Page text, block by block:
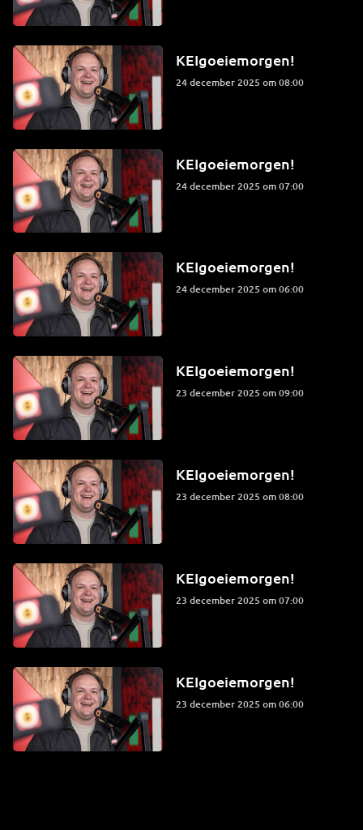
KEIgoeiemorgen!
24 december 2025 om 08:00
KEIgoeiemorgen!
24 december 2025 om 07:00
KEIgoeiemorgen!
24 december 2025 om 06:00
KEIgoeiemorgen!
23 december 2025 om 09:00
KEIgoeiemorgen!
23 december 2025 om 08:00
KEIgoeiemorgen!
23 december 2025 om 07:00
KEIgoeiemorgen!
23 december 2025 om 06:00